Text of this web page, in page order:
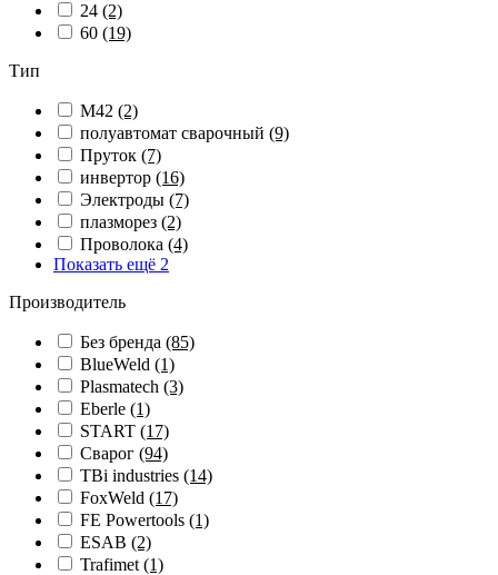
24 (2)
60 (19)
Тип
M42 (2)
полуавтомат сварочный (9)
Пруток (7)
инвертор (16)
Электроды (7)
плазморез (2)
Проволока (4)
Показать ещё 2
Производитель
Без бренда (85)
BlueWeld (1)
Plasmatech (3)
Eberle (1)
START (17)
Сварог (94)
TBi industries (14)
FoxWeld (17)
FE Powertools (1)
ESAB (2)
Trafimet (1)